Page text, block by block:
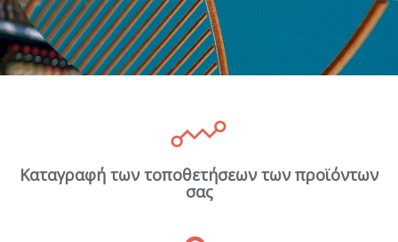
Καταγραφή των τοποθετήσεων των προϊόντων
σας